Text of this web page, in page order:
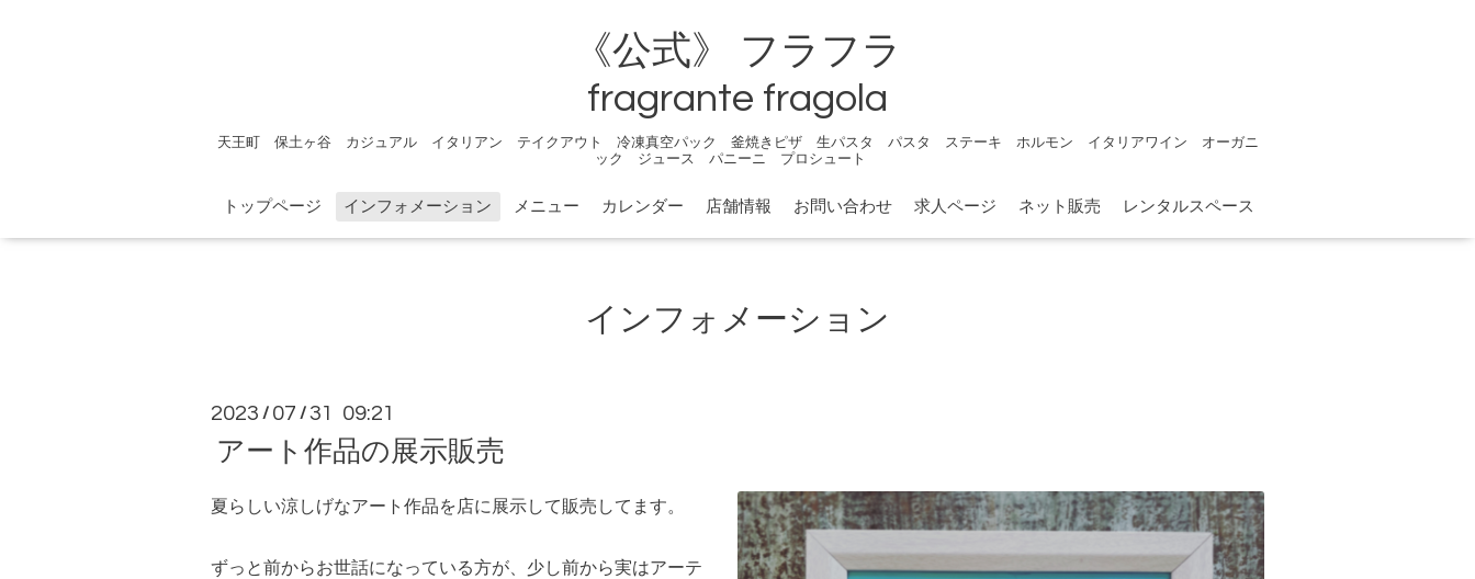
《公式》 フラフラ
fragrante fragola
天王町 保土ヶ谷 カジュアル イタリアン テイクアウト 冷凍真空パック 釜焼きピザ 生パスタ パスタ ステーキ ホルモン イタリアワイン オーガニ
ック ジュース パニーニ プロシュート
トップページ インフォメーション メニュー カレンダー 店舗情報 お問い合わせ 求人ページ ネット販売 レンタルスペース
インフォメーション
2023 / 07 /31 09:21
アート作品の展示販売
夏らしい涼しげなアート作品を店に展示して販売してます。
ずっと前からお世話になっている方が、少し前から実はアーテ